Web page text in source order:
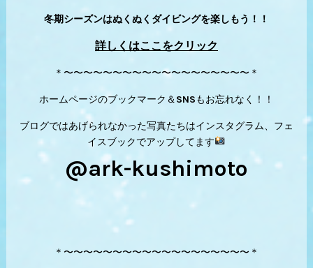
冬期シーズンはぬくぬくダイビングを楽しもう！！
詳しくはここをクリック
＊〜〜〜〜〜〜〜〜〜〜〜〜〜〜〜〜〜〜〜＊
ホームページのブックマーク＆SNSもお忘れなく！！
ブログではあげられなかった写真たちはインスタグラム、フェ
イスブックでアップしてます
@ark-kushimoto
＊〜〜〜〜〜〜〜〜〜〜〜〜〜〜〜〜〜〜〜＊